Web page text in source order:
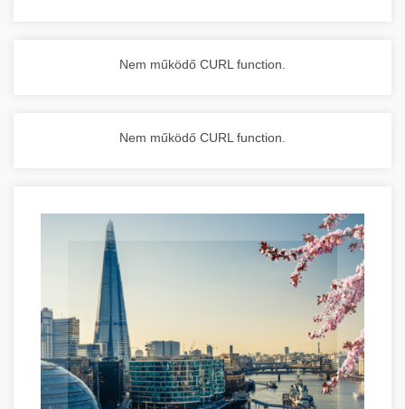
Nem működő CURL function.
Nem működő CURL function.